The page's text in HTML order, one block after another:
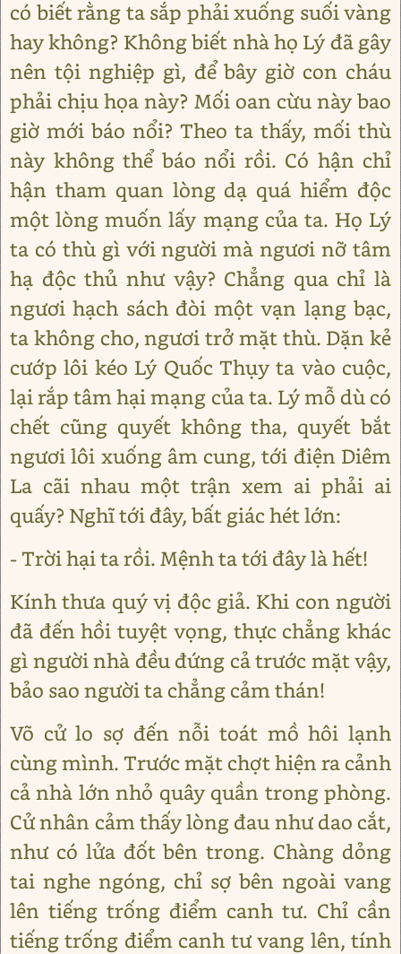
có biết rằng ta sắp phải xuống suối vàng
hay không? Không biết nhà họ Lý đã gây
nên tội nghiệp gì, để bây giờ con cháu
phải chịu họa này? Mối oan cừu này bao
giờ mới báo nổi? Theo ta thấy, mối thù
này không thể báo nổi rồi. Có hận chỉ
hận tham quan lòng dạ quá hiểm độc
một lòng muốn lấy mạng của ta. Họ Lý
ta có thù gì với người mà ngươi nỡ tâm
hạ độc thủ như vậy? Chẳng qua chỉ là
ngươi hạch sách đòi một vạn lạng bạc,
ta không cho, ngươi trở mặt thù. Dặn kẻ
cướp lôi kéo Lý Quốc Thụy ta vào cuộc,
lại rắp tâm hại mạng của ta. Lý mỗ dù có
chết cũng quyết không tha, quyết bắt
ngươi lôi xuống âm cung, tới điện Diêm
La cãi nhau một trận xem ai phải ai
quấy? Nghĩ tới đây, bất giác hét lớn:
- Trời hại ta rồi. Mệnh ta tới đây là hết!
Kính thưa quý vị độc giả. Khi con người
đã đến hồi tuyệt vọng, thực chẳng khác
gì người nhà đều đứng cả trước mặt vậy,
bảo sao người ta chẳng cảm thán!
Võ cử lo sợ đến nỗi toát mồ hôi lạnh
cùng mình. Trước mặt chợt hiện ra cảnh
cả nhà lớn nhỏ quây quần trong phòng.
Cử nhân cảm thấy lòng đau như dao cắt,
như có lửa đốt bên trong. Chàng dỏng
tai nghe ngóng, chỉ sợ bên ngoài vang
lên tiếng trống điểm canh tư. Chỉ cần
tiếng trống điểm canh tư vang lên, tính